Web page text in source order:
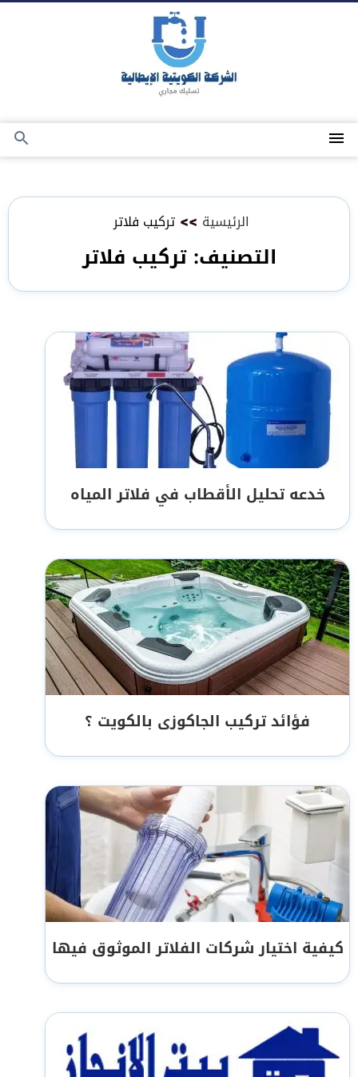
القائمة
بحث
الرئيسية >> تركيب فلاتر
التصنيف:تركيب فلاتر
خدعه تحليل الأقطاب في فلاتر المياه
فؤائد تركيب الجاكوزى بالكويت ؟
كيفية اختيار شركات الفلاتر الموثوق فيها